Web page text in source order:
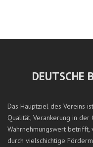
DEUTSCHE
Das Hauptziel des Vereins
Qualität, Verankerung in
Wahrnehmungswert
durch vielschichtige